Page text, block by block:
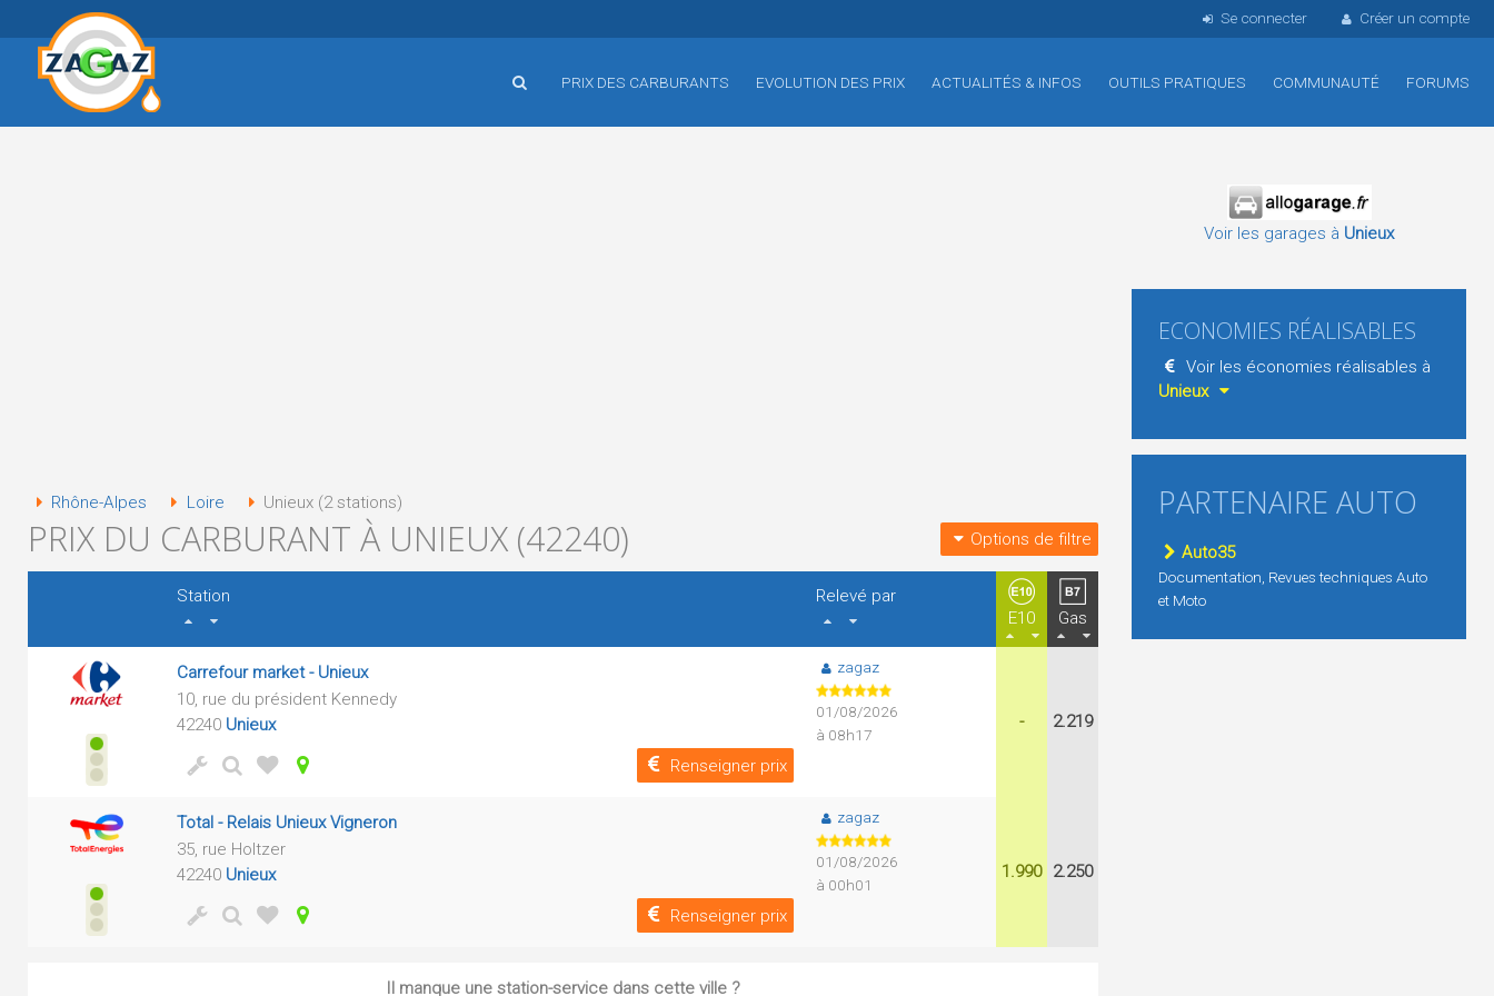
Se connecter Créer un compte
PRIX DES CARBURANTS EVOLUTION DES PRIX ACTUALITÉS & INFOS OUTILS PRATIQUES COMMUNAUTÉ FORUMS
Rhône-Alpes Loire Unieux (2 stations)
PRIX DU CARBURANT À UNIEUX (42240) Options de filtre
Station
Relevé par
E10
Gas
Carrefour market - Unieux
10, rue du président Kennedy
42240 Unieux
Renseigner prix
zagaz
01/08/2026
à 08h17
- 2.219
Total - Relais Unieux Vigneron
35, rue Holtzer
42240 Unieux
Renseigner prix
zagaz
01/08/2026
à 00h01
1.990 2.250
Il manque une station-service dans cette ville ?
Voir les garages à Unieux
ECONOMIES RÉALISABLES
Voir les économies réalisables à
Unieux
PARTENAIRE AUTO
Auto35
Documentation, Revues techniques Auto
et Moto